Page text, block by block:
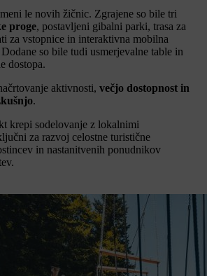
le novih žičnic. Zgrajene so bile tri
proge, postavljeni gibalni parki, trasa za
za vstopnice in interaktivna mobilna
so bile tudi usmerjevalne table in
dostopa.
aktivnosti, večjo dostopnost in
.
krepi sodelovanje z lokalnimi
za razvoj celostne turistične
in nastanitvenih ponudnikov